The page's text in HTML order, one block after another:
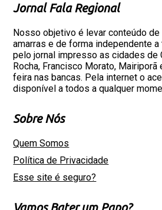
Jornal Fala Regional
Nosso objetivo é levar conteúdo
amarras e de forma independente
pelo jornal impresso as cidades de
Rocha, Francisco Morato, Mairiporã
feira nas bancas. Pela internet o
disponível a todos a qualquer
Sobre Nós
Quem Somos
Política de Privacidade
Esse site é seguro?
Vamos Bater um Papo?